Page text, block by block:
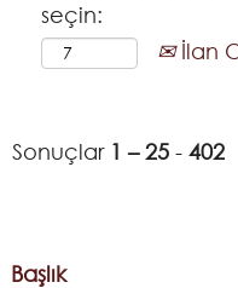
seçin:
İlan
Sonuçlar 1 – 25 - 402
Başlık